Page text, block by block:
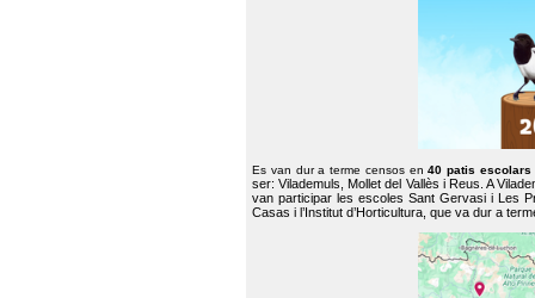
Es van dur a terme censos en40 patis escolars
ser: Vilademuls, Mollet del Vallès i Reus. A
van participar les escoles Sant Gervasi i Les
Casas i l’Institut d’Horticultura, que va dur a